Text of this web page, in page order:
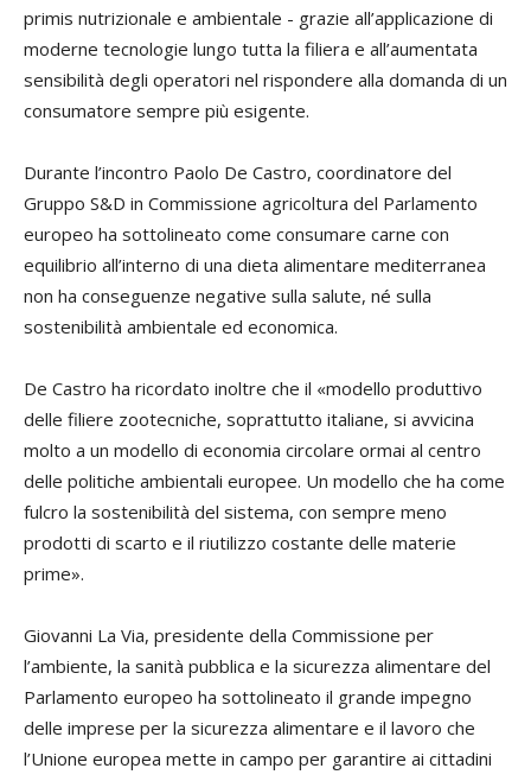
primis nutrizionale e ambientale - grazie all’applicazione di
moderne tecnologie lungo tutta la filiera e all’aumentata
sensibilità degli operatori nel rispondere alla domanda di un
consumatore sempre più esigente.
Durante l’incontro Paolo De Castro, coordinatore del
Gruppo S&D in Commissione agricoltura del Parlamento
europeo ha sottolineato come consumare carne con
equilibrio all’interno di una dieta alimentare mediterranea
non ha conseguenze negative sulla salute, né sulla
sostenibilità ambientale ed economica.
De Castro ha ricordato inoltre che il «modello produttivo
delle filiere zootecniche, soprattutto italiane, si avvicina
molto a un modello di economia circolare ormai al centro
delle politiche ambientali europee. Un modello che ha come
fulcro la sostenibilità del sistema, con sempre meno
prodotti di scarto e il riutilizzo costante delle materie
prime».
Giovanni La Via, presidente della Commissione per
l’ambiente, la sanità pubblica e la sicurezza alimentare del
Parlamento europeo ha sottolineato il grande impegno
delle imprese per la sicurezza alimentare e il lavoro che
l’Unione europea mette in campo per garantire ai cittadini